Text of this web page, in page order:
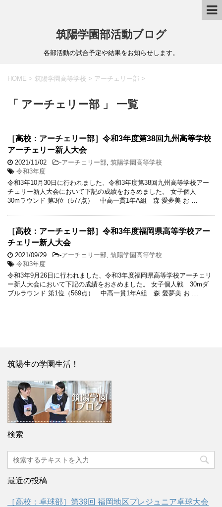
筑陽学園部活動ブログ
各部活動の試合予定や結果をお知らせします。
HOME > 筑陽学園高等学校 > アーチェリー部 >
「 アーチェリー部 」 一覧
［高校：アーチェリー部］令和3年度第38回九州高等学校
アーチェリー新人大会
2021/11/02 -アーチェリー部 筑陽学園高等学校
令和3年度
令和3年10月30日に行われました、令和3年度第38回九州高等学校アー
チェリー新人大会において下記の成績をおさめました。 女子個人
30mラウンド 第3位（577点） 中高一貫1年A組 森 愛夢美 お …
［高校：アーチェリー部］令和3年度福岡県高等学校アー
チェリー新人大会
2021/09/29 -アーチェリー部 筑陽学園高等学校
令和3年度
令和3年9月26日に行われました、令和3年度福岡県高等学校アーチェリ
ー新人大会において下記の成績をおさめました。 女子個人戦 30mダ
ブルラウンド 第1位（569点） 中高一貫1年A組 森 愛夢美 お …
筑陽生の学園生活！
検索
最近の投稿
［高校：卓球部］第39回 福岡地区プレジュニア卓球大会